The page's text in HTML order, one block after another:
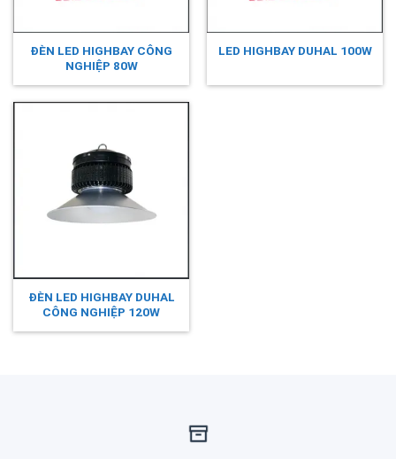
ĐÈN LED HIGHBAY CÔNG
NGHIỆP 80W
LED HIGHBAY DUHAL 100W
ĐÈN LED HIGHBAY DUHAL
CÔNG NGHIỆP 120W